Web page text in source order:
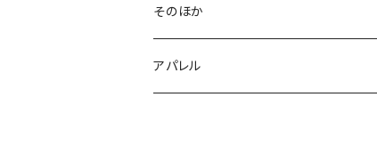
M
L
BAG
帆布ミニトート
アクセサリー
イヤリング
ピアス
そのほか
ポストカード
アパレル